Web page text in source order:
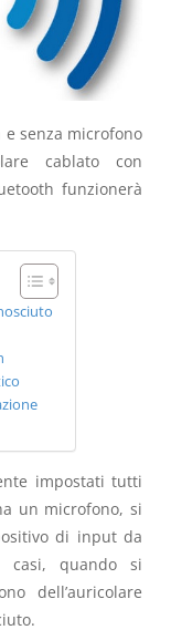
senza microfono
cablato con
funzionerà
impostati tutti
un microfono, si
di input da
casi, quando si
dell’auricolare